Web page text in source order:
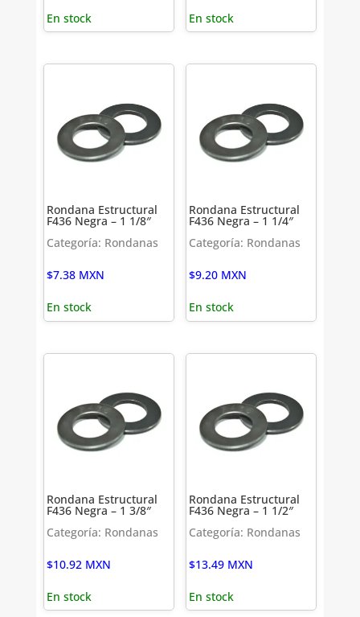
En stock En stock
Rondana Estructural
F436 Negra – 1 1/8″
Categoría: Rondanas
$7.38 MXN
En stock
Rondana Estructural
F436 Negra – 1 1/4″
Categoría: Rondanas
$9.20 MXN
En stock
Rondana Estructural
F436 Negra – 1 3/8″
Categoría: Rondanas
$10.92 MXN
En stock
Rondana Estructural
F436 Negra – 1 1/2″
Categoría: Rondanas
$13.49 MXN
En stock